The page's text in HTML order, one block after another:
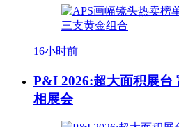
16小时前
P&I 2026:超大面积展台
相展会